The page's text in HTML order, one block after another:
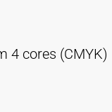
4 cores (CMYK)